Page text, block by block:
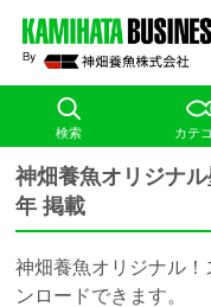
検索 カテ
神畑養魚オリジナ
年 掲載
神畑養魚オリジナル
ンロードできます。